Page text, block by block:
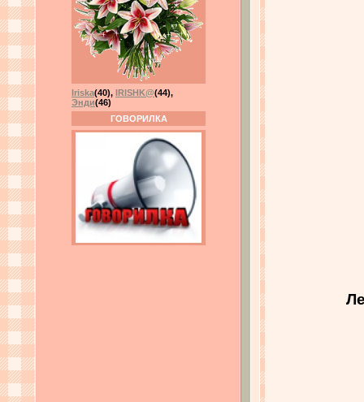
Iriska(40), IRISHK@(44),
Энди(46)
ГОВОРИЛКА